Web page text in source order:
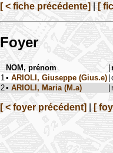
[ < fiche précédente] [
Foyer
NOM, prénom |
1 • ARIOLI, Giuseppe (Gius.e) |
2• ARIOLI, Maria (M.a) |
[ < foyer précédent] [